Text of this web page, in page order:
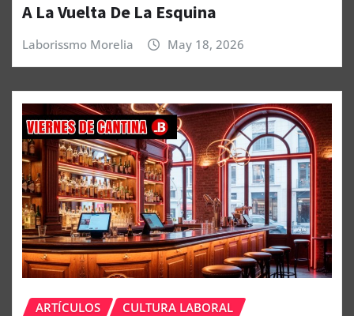
A La Vuelta De La Esquina
Laborissmo Morelia May 18, 2026
ARTÍCULOS CULTURA LABORAL